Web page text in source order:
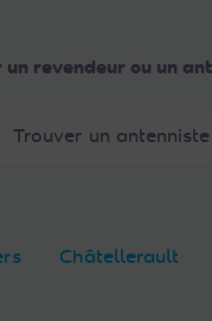
un revendeur ou un
Trouver un antenniste
Châtellerault